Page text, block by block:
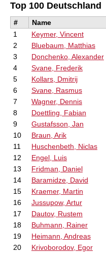
Top 100 Deutschland
# Name
1
Keymer, Vincent
2
Bluebaum, Matthias
3
Donchenko, Alexander
4
Svane, Frederik
5
Kollars, Dmitrij
6
Svane, Rasmus
7
Wagner, Dennis
8
Doettling, Fabian
9
Gustafsson, Jan
10
Braun, Arik
11
Huschenbeth, Niclas
12
Engel, Luis
13
Fridman, Daniel
14
Baramidze, David
15
Kraemer, Martin
16
Jussupow, Artur
17
Dautov, Rustem
18
Buhmann, Rainer
19
Heimann, Andreas
20
Krivoborodov, Egor